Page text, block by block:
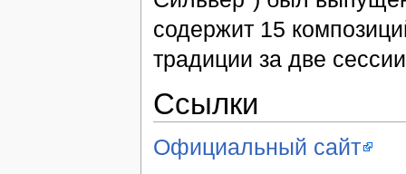
содержит 15
традиции за две
Ссылки
Официальный сайт